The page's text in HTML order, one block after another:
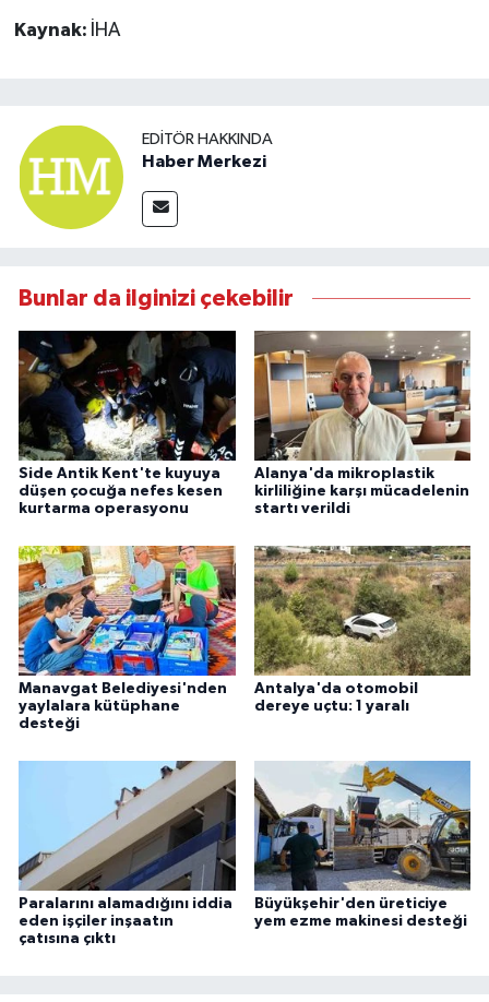
Kaynak: İHA
EDITÖR HAKKINDA
Haber Merkezi
Bunlar da ilginizi çekebilir
Side Antik Kent'te kuyuya
düşen çocuğa nefes kesen
kurtarma operasyonu
Alanya'da mikroplastik
kirliliğine karşı mücadelenin
startı verildi
Manavgat Belediyesi'nden
yaylalara kütüphane
desteği
Antalya'da otomobil
dereye uçtu: 1 yaralı
Paralarını alamadığını iddia
eden işçiler inşaatın
çatısına çıktı
Büyükşehir'den üreticiye
yem ezme makinesi desteği